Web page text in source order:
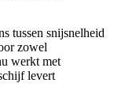
tussen snijsnelheid
zowel
werkt met
levert